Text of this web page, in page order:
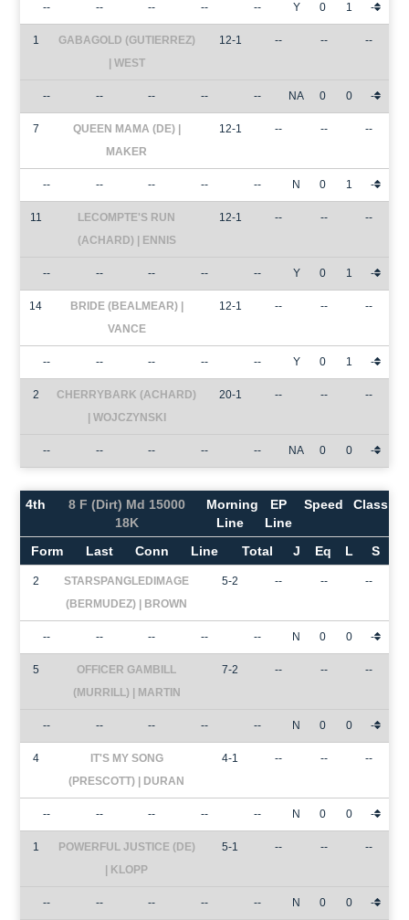
-- -- -- -- -- Y 0 1 -
1
GABAGOLD (GUTIERREZ)
| WEST
12-1 -- -- --
-- -- -- -- -- NA 0 0 -
7
QUEEN MAMA (DE) |
MAKER
12-1 -- -- --
-- -- -- -- -- N 0 1 -
11
LECOMPTE'S RUN
(ACHARD) | ENNIS
12-1 -- -- --
-- -- -- -- -- Y 0 1 -
14
BRIDE (BEALMEAR) |
VANCE
12-1 -- -- --
-- -- -- -- -- Y 0 1 -
2
CHERRYBARK (ACHARD)
| WOJCZYNSKI
20-1 -- -- --
-- -- -- -- -- NA 0 0 -
4th
8 F (Dirt) Md 15000
18K
Morning
Line
EP
Line
Speed Class
Form Last Conn Line Total J Eq L S
2
STARSPANGLEDIMAGE
(BERMUDEZ) | BROWN
5-2 -- -- --
-- -- -- -- -- N 0 0 -
5
OFFICER GAMBILL
(MURRILL) | MARTIN
7-2 -- -- --
-- -- -- -- -- N 0 0 -
4
IT'S MY SONG
(PRESCOTT) | DURAN
4-1 -- -- --
-- -- -- -- -- N 0 0 -
1
POWERFUL JUSTICE (DE)
| KLOPP
5-1 -- -- --
-- -- -- -- -- N 0 0 -